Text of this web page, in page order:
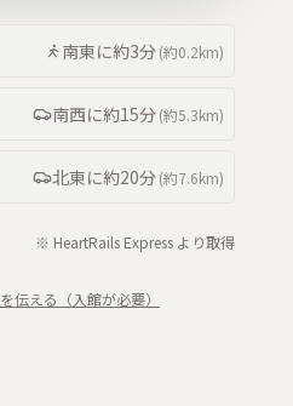
南東に約3分(約0.2km)
南西に約15分(約5.3km)
北東に約20分(約7.6km)
※ HeartRails Express より取得
伝える（入館が必要）